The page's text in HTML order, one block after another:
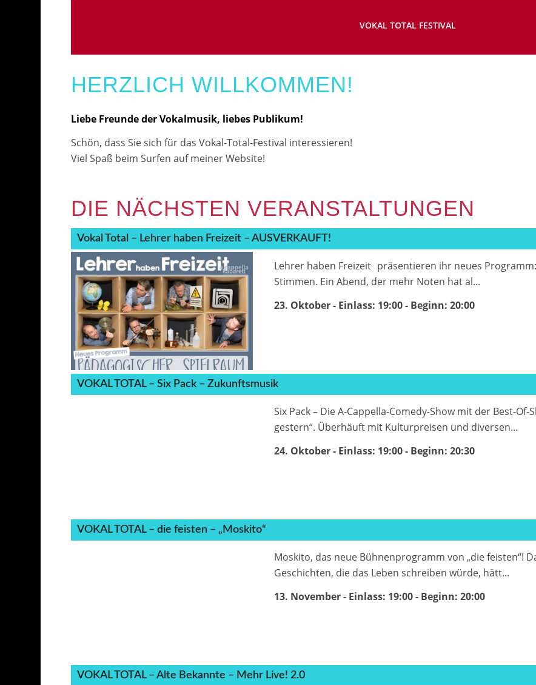
VOKAL TOTAL FESTIVAL
HERZLICH WILLKOMMEN!
Liebe Freunde der Vokalmusik, liebes Publikum!
Schön, dass Sie sich für das Vokal-Total-Festival interessieren!
Viel Spaß beim Surfen auf meiner Website!
DIE NÄCHSTEN VERANSTALTUNGEN
Vokal Total – Lehrer haben Freizeit – AUSVERKAUFT!
Lehrer haben Freizeit präsentieren ihr neues
Stimmen. Ein Abend, der mehr Noten hat al...
23. Oktober - Einlass: 19:00- Beginn:20:00
VOKAL TOTAL – Six Pack – Zukunftsmusik
Six Pack – Die A-Cappella-Comedy-Show mit der Best-Of-
gestern“. Überhäuft mit Kulturpreisen und diversen...
24. Oktober - Einlass: 19:00- Beginn:20:30
VOKAL TOTAL – die feisten – „Moskito“
Moskito, das neue Bühnenprogramm von „die feisten“!
Geschichten, die das Leben schreiben würde, hätt...
13. November - Einlass: 19:00- Beginn:20:00
VOKAL TOTAL – Alte Bekannte – Mehr Live! 2.0